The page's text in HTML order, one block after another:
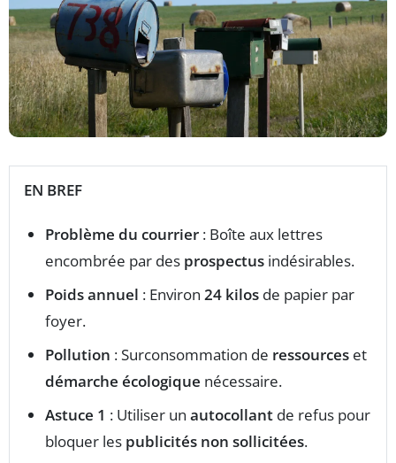
EN BREF
Problème du courrier : Boîte aux lettres
encombrée par des prospectus indésirables.
Poids annuel : Environ 24 kilos de papier par
foyer.
Pollution : Surconsommation de ressources et
démarche écologique nécessaire.
Astuce 1 : Utiliser un autocollant de refus pour
bloquer les publicités non sollicitées.